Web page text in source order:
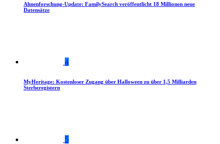
Ahnenforschung-Update: FamilySearch veröffentlicht 18 Millionen neue
Datensätze
4
MyHeritage: Kostenloser Zugang über Halloween zu über 1,5 Milliarden
Sterberegistern
5